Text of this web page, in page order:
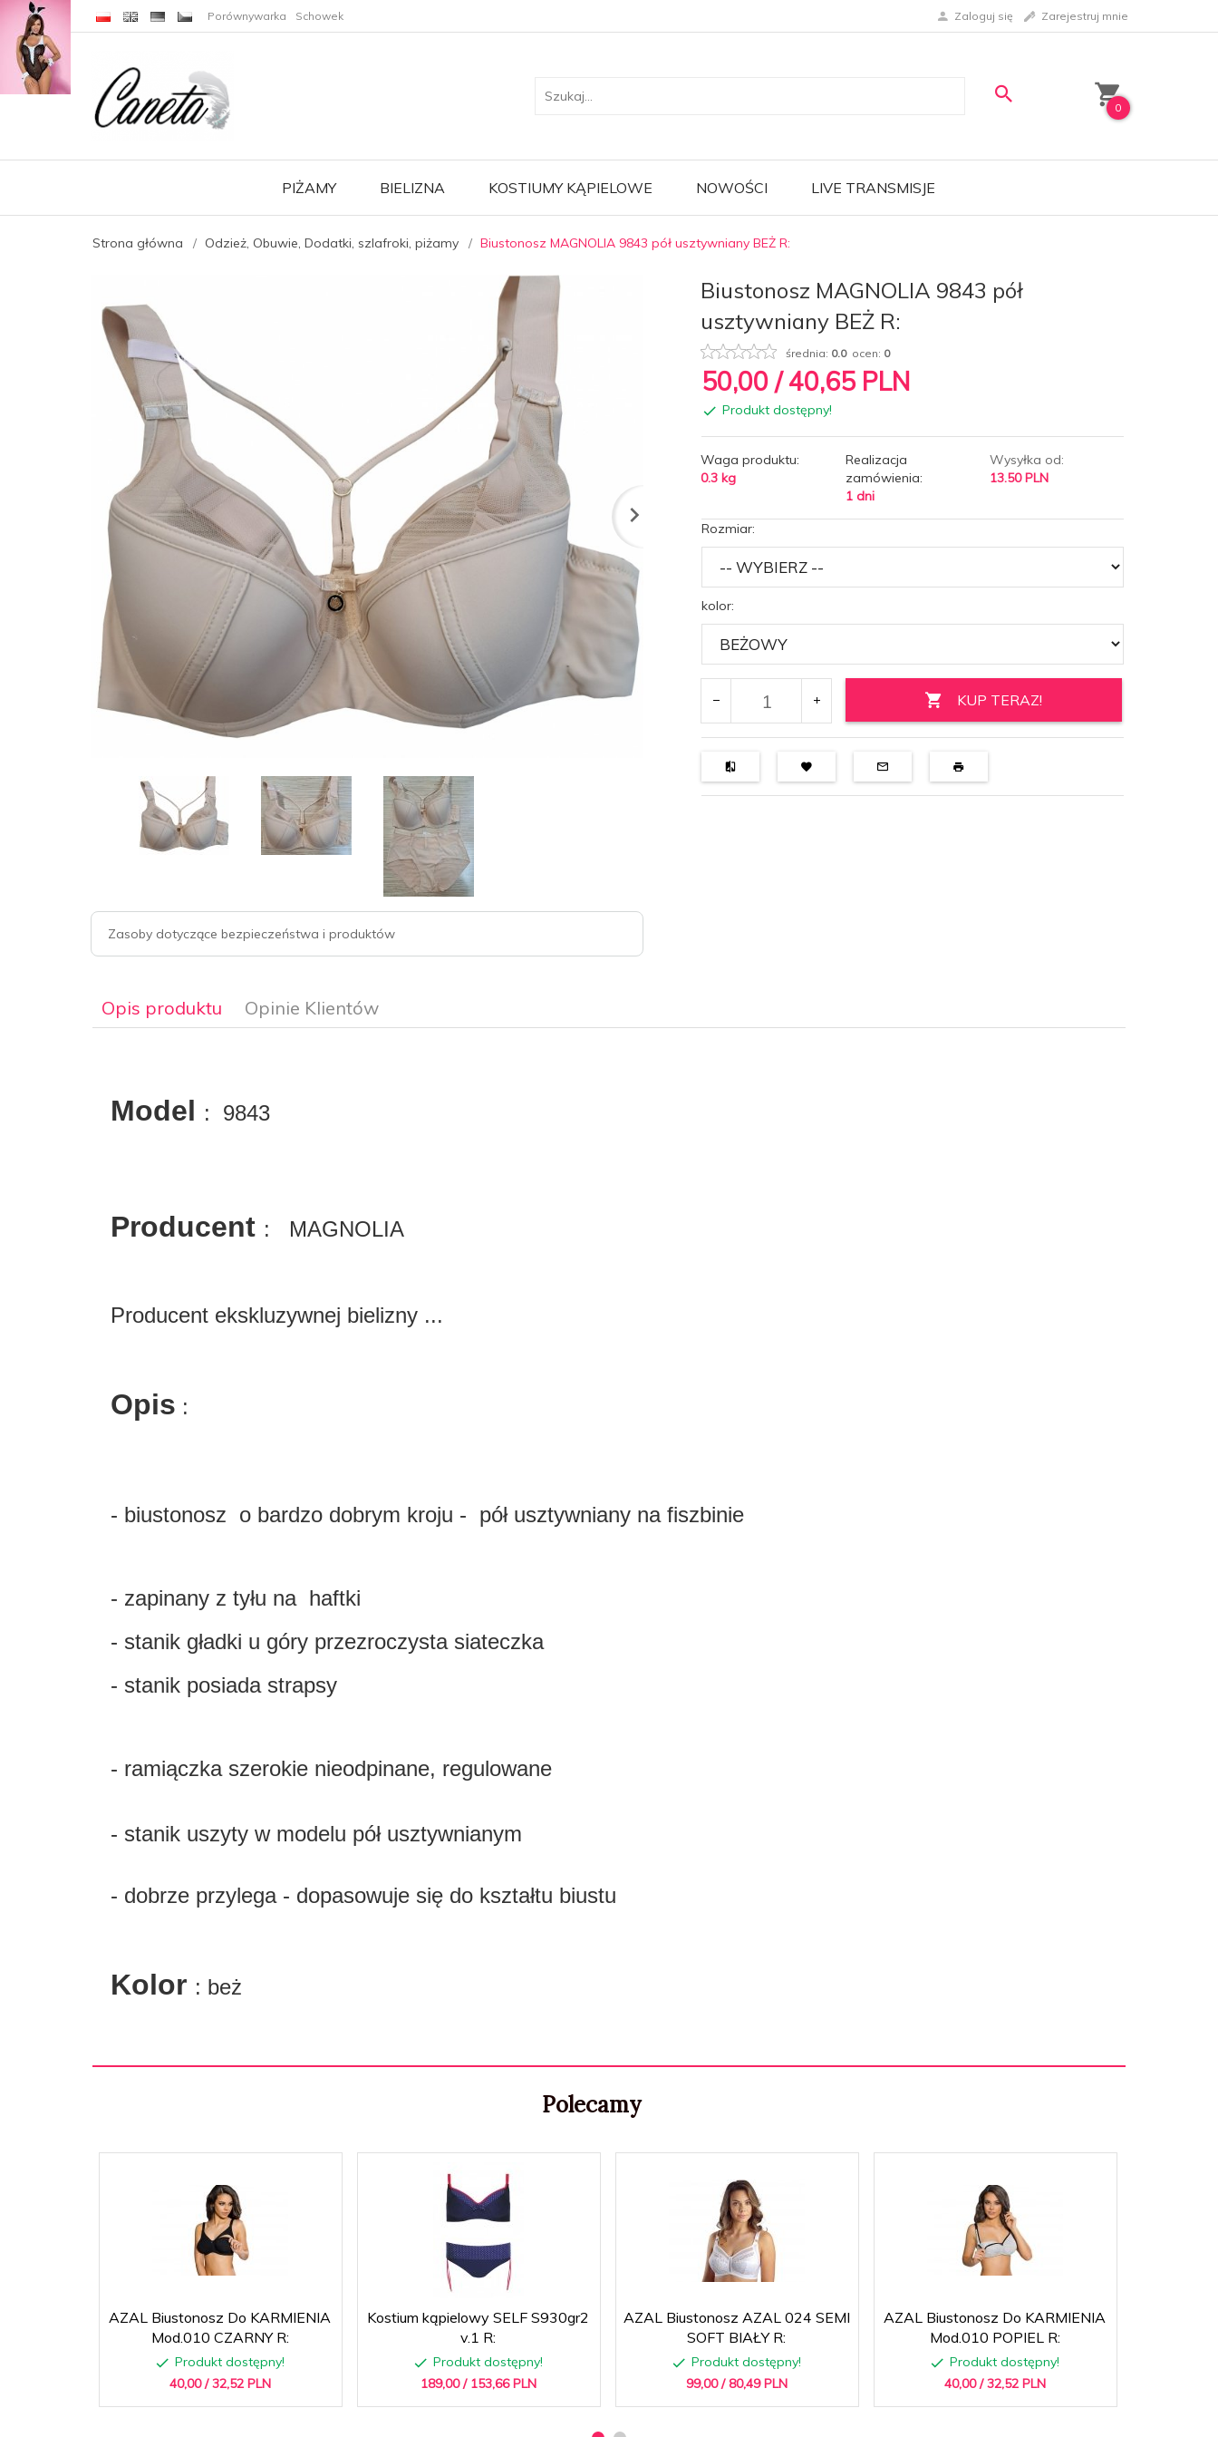
Porównywarka Schowek Zaloguj się Zarejestruj mnie
0
PIŻAMY BIELIZNA KOSTIUMY KĄPIELOWE NOWOŚCI LIVE TRANSMISJE
Strona główna Odzież, Obuwie, Dodatki, szlafroki, piżamy Biustonosz MAGNOLIA 9843 pół usztywniany BEŻ R:
Zasoby dotyczące bezpieczeństwa i produktów
Biustonosz MAGNOLIA 9843 pół
usztywniany BEŻ R:
średnia: 0.0ocen: 0
50,00 / 40,65 PLN
Produkt dostępny!
Waga produktu:
0.3 kg
Realizacja
zamówienia:
1 dni
Wysyłka od:
13.50 PLN
Rozmiar:
kolor:
KUP TERAZ!
Opis produktu Opinie Klientów
Model : 9843
Producent : MAGNOLIA
Producent ekskluzywnej bielizny ...
Opis :
- biustonosz o bardzo dobrym kroju - pół usztywniany na fiszbinie
- zapinany z tyłu na haftki
- stanik gładki u góry przezroczysta siateczka
- stanik posiada strapsy
- ramiączka szerokie nieodpinane, regulowane
- stanik uszyty w modelu pół usztywnianym
- dobrze przylega - dopasowuje się do kształtu biustu
Kolor : beż
Polecamy
AZAL Biustonosz Do KARMIENIA
Mod.010 CZARNY R:
Produkt dostępny!
40,00 / 32,52 PLN
Kostium kąpielowy SELF S930gr2
v.1 R:
Produkt dostępny!
189,00 / 153,66 PLN
AZAL Biustonosz AZAL 024 SEMI
SOFT BIAŁY R:
Produkt dostępny!
99,00 / 80,49 PLN
AZAL Biustonosz Do KARMIENIA
Mod.010 POPIEL R:
Produkt dostępny!
40,00 / 32,52 PLN
JA